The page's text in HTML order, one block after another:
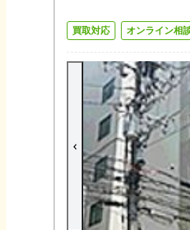
買取対応 オンライン相